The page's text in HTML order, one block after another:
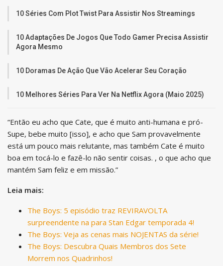
10 Séries Com Plot Twist Para Assistir Nos Streamings
10 Adaptações De Jogos Que Todo Gamer Precisa Assistir
Agora Mesmo
10 Doramas De Ação Que Vão Acelerar Seu Coração
10 Melhores Séries Para Ver Na Netflix Agora (Maio 2025)
“Então eu acho que Cate, que é muito anti-humana e pró-
Supe, bebe muito [isso], e acho que Sam provavelmente
está um pouco mais relutante, mas também Cate é muito
boa em tocá-lo e fazê-lo não sentir coisas. , o que acho que
mantém Sam feliz e em missão.”
Leia mais:
The Boys: 5 episódio traz REVIRAVOLTA
surpreendente na para Stan Edgar temporada 4!
The Boys: Veja as cenas mais NOJENTAS da série!
The Boys: Descubra Quais Membros dos Sete
Morrem nos Quadrinhos!